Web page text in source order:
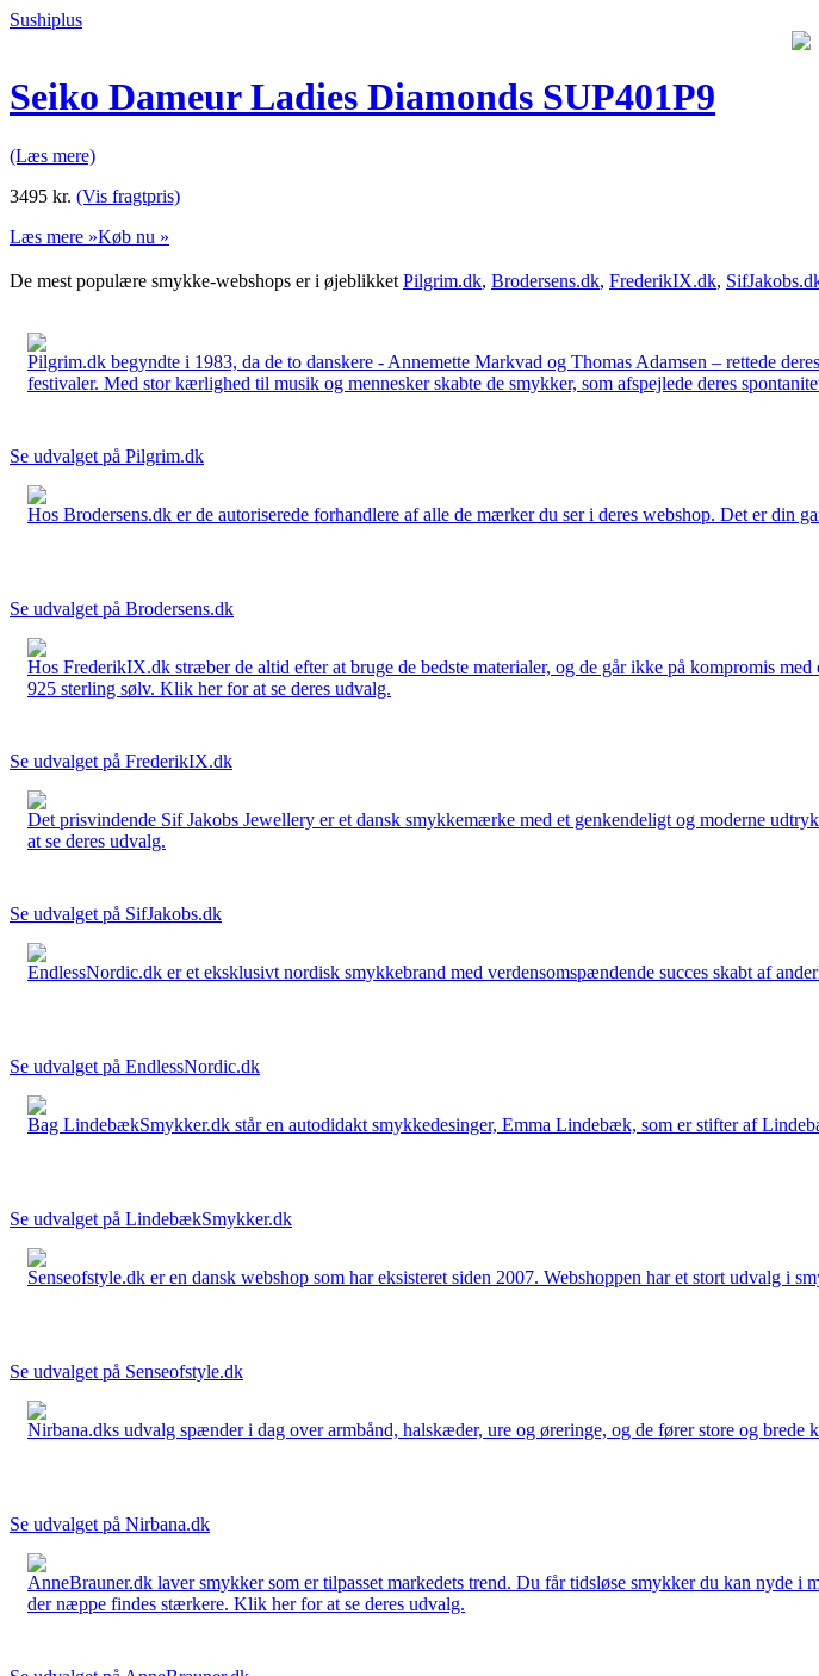
Sushiplus
Seiko Dameur Ladies Diamonds SUP401P9
(Læs mere)
3495 kr. (Vis fragtpris)
Læs mere »Køb nu »
De mest populære smykke-webshops er i øjeblikket Pilgrim.dk, Brodersens.dk, FrederikIX.dk,
Pilgrim.dk begyndte i 1983, da de to danskere - Annemette Markvad og Thomas Adamsen – rettede
festivaler. Med stor kærlighed til musik og mennesker skabte de smykker, som afspejlede deres
Se udvalget på Pilgrim.dk
Hos Brodersens.dk er de autoriserede forhandlere af alle de mærker du ser i deres webshop. Det er din
Se udvalget på Brodersens.dk
Hos FrederikIX.dk stræber de altid efter at bruge de bedste materialer, og de går ikke på kompromis
925 sterling sølv. Klik her for at se deres udvalg.
Se udvalget på FrederikIX.dk
Det prisvindende Sif Jakobs Jewellery er et dansk smykkemærke med et genkendeligt og moderne
at se deres udvalg.
Se udvalget på SifJakobs.dk
EndlessNordic.dk er et eksklusivt nordisk smykkebrand med verdensomspændende succes skabt af
Se udvalget på EndlessNordic.dk
Bag LindebækSmykker.dk står en autodidakt smykkedesinger, Emma Lindebæk, som er stifter af
Se udvalget på LindebækSmykker.dk
Senseofstyle.dk er en dansk webshop som har eksisteret siden 2007. Webshoppen har et stort udvalg i
Se udvalget på Senseofstyle.dk
Nirbana.dks udvalg spænder i dag over armbånd, halskæder, ure og øreringe, og de fører store og
Se udvalget på Nirbana.dk
AnneBrauner.dk laver smykker som er tilpasset markedets trend. Du får tidsløse smykker du kan nyde
der næppe findes stærkere. Klik her for at se deres udvalg.